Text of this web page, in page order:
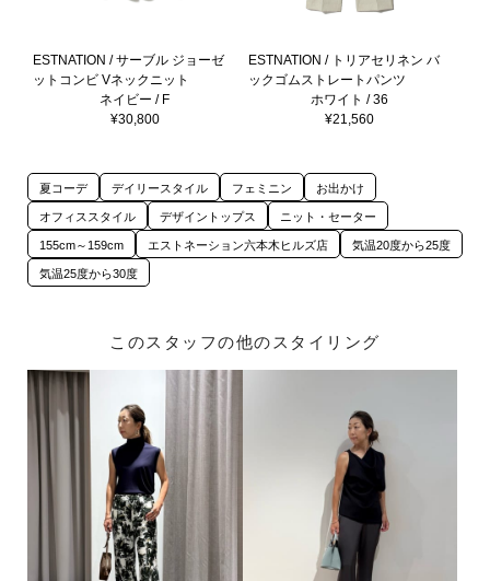
ESTNATION / サーブル ジョーゼ
ットコンビ Vネックニット
ネイビー / F
¥30,800
ESTNATION / トリアセリネン バ
ックゴムストレートパンツ
ホワイト / 36
¥21,560
夏コーデ デイリースタイル フェミニン お出かけ
オフィススタイル デザイントップス ニット・セーター
155cm～159cm エストネーション六本木ヒルズ店 気温20度から25度
気温25度から30度
このスタッフの他のスタイリング